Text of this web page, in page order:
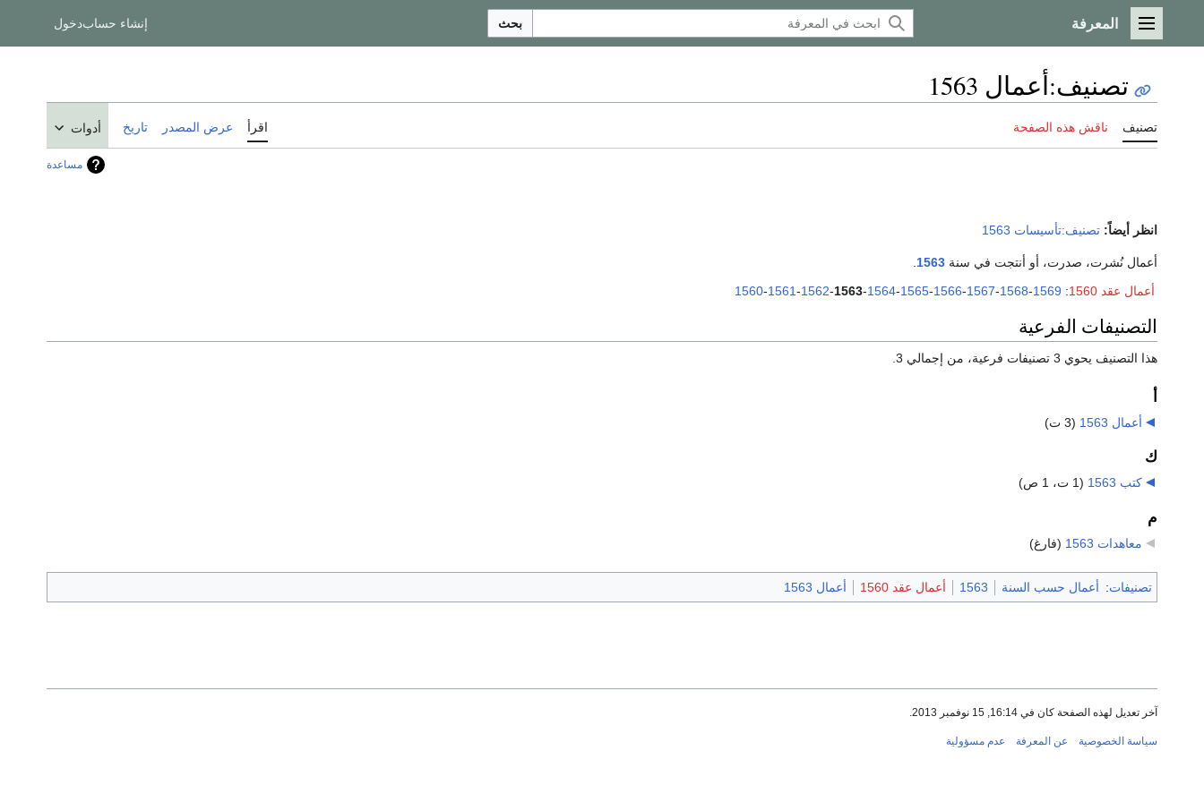
القائمة الرئيسية
المعرفة بحث إنشاء حسابدخول
تصنيف:أعمال 1563
تصنيف ناقش هذه الصفحة اقرأ عرض المصدر تاريخ أدوات
مساعدة
انظر أيضاً: تصنيف:تأسيسات 1563
أعمال نُشرت، صدرت، أو أنتجت في سنة 1563
أعمال عقد 1560
:
1560-1561-1562-1563-1564-1565-1566-1567-1568-1569
التصنيفات الفرعية
هذا التصنيف يحوي 3 تصنيفات فرعية، من إجمالي 3.
أعمال 1563 (3 ت)
ك
كتب 1563 (1 ت، 1 ص)
م
معاهدات 1563 (فارغ)
تصنيفات: أعمال حسب السنة 1563 أعمال عقد 1560 أعمال 1563
آخر تعديل لهذه الصفحة كان في 16:14, 15 نوفمبر 2013.
سياسة الخصوصية عن المعرفة عدم مسؤولية